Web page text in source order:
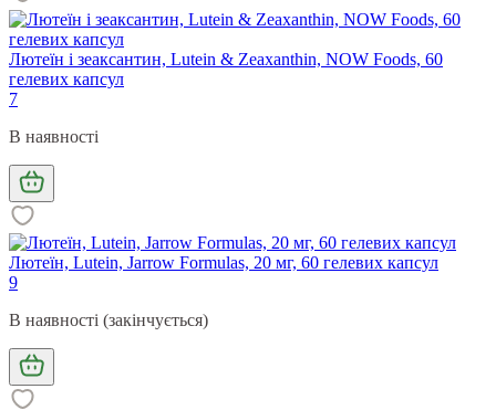
Лютеїн і зеаксантин, Lutein & Zeaxanthin, NOW Foods, 60
гелевих капсул
7
В наявності
Лютеїн, Lutein, Jarrow Formulas, 20 мг, 60 гелевих капсул
9
В наявності (закінчується)